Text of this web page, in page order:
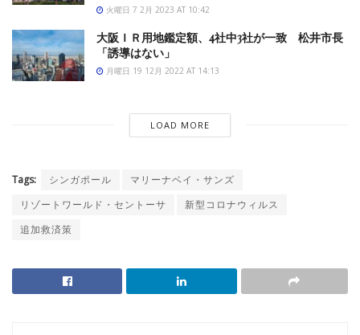
火曜日 7 2月 2023 AT 10:42
大阪ＩＲ用地鑑定額、4社中3社が一致 松井市長
「誘導はない」
月曜日 19 12月 2022 AT 14:13
LOAD MORE
Tags: シンガポール
マリーナベイ・サンズ
リゾートワールド・セントーサ
新型コロナウィルス
追加救済策